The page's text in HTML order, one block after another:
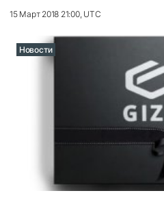
15 Март 2018 21:00, UTC
Новости